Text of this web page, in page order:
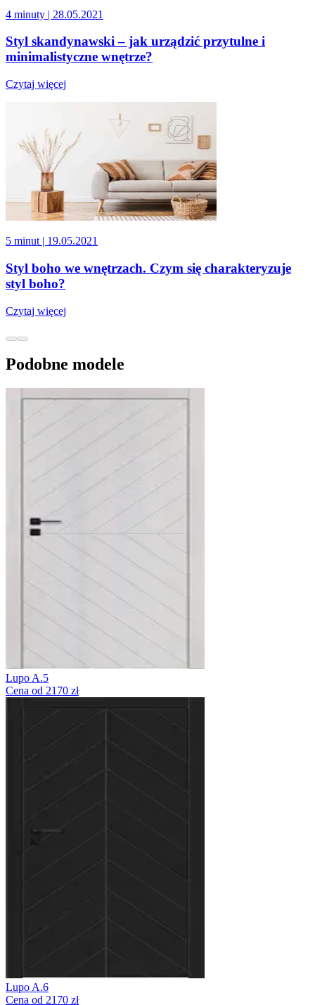
4 minuty | 28.05.2021
Styl skandynawski – jak urządzić przytulne i
minimalistyczne wnętrze?
Czytaj więcej
5 minut | 19.05.2021
Styl boho we wnętrzach. Czym się charakteryzuje
styl boho?
Czytaj więcej
Podobne modele
Lupo A.5
Cena od 2170 zł
Lupo A.6
Cena od 2170 zł